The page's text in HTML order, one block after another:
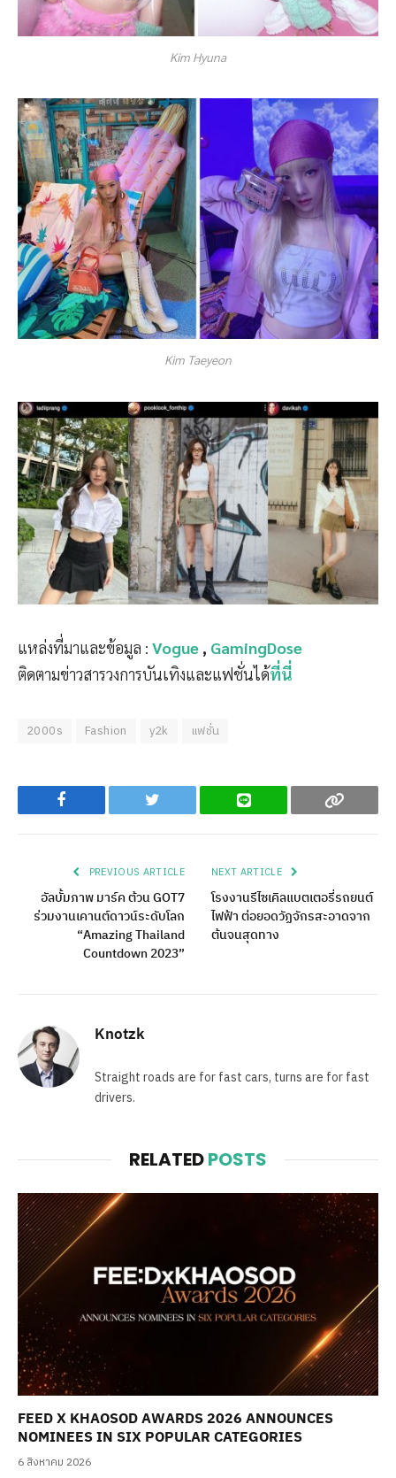
Kim Hyuna
Kim Taeyeon
แหล่งที่มาและข้อมูล : Vogue , GamingDose
ติดตามข่าวสารวงการบันเทิงและแฟชั่นได้ที่นี่
2000s Fashion y2k แฟชั่น
Facebook Twitter Line Copy
PREVIOUS ARTICLE
อัลบั้มภาพ มาร์ค ต้วน GOT7
ร่วมงานเคานต์ดาวน์ระดับโลก
“Amazing Thailand
Countdown 2023”
NEXT ARTICLE
โรงงานรีไซเคิลแบตเตอรี่รถยนต์
ไฟฟ้า ต่อยอดวัฏจักรสะอาดจาก
ต้นจนสุดทาง
Knotzk
Straight roads are for fast cars, turns are for fast
drivers.
RELATEDPOSTS
FEED X KHAOSOD AWARDS 2026 ANNOUNCES
NOMINEES IN SIX POPULAR CATEGORIES
6 สิงหาคม 2026